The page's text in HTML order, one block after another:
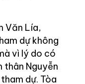
Văn Lía,
dự không
vì lý do có
thân Nguyễn
dự. Tòa